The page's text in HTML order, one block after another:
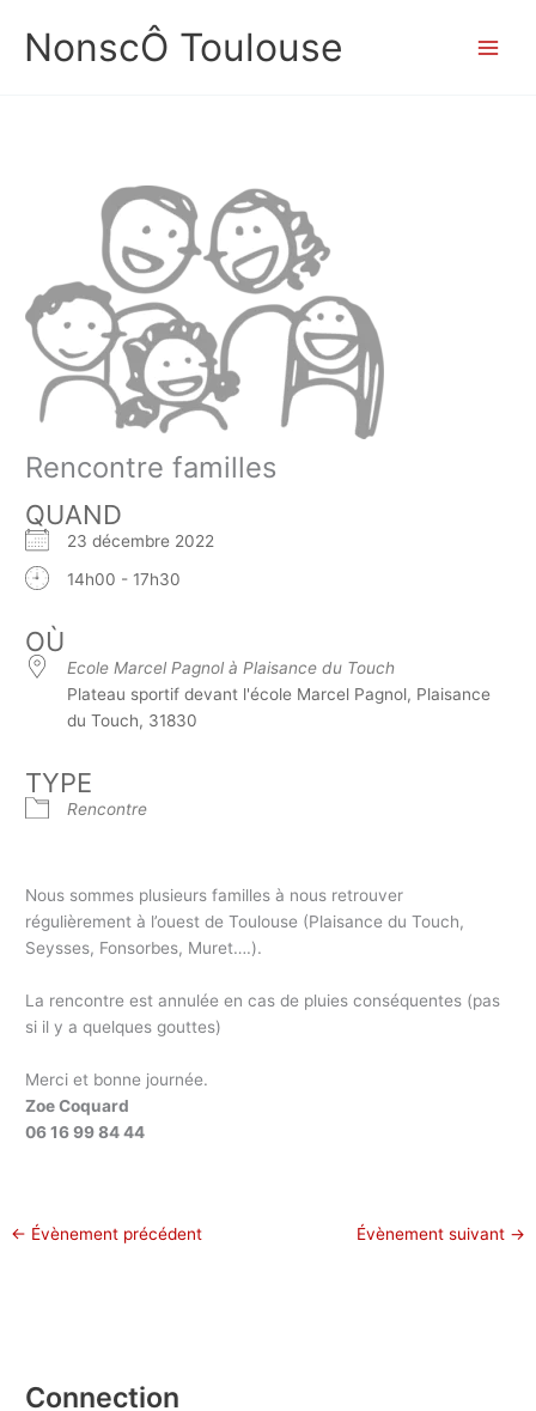
contenu
NonscÔ Toulouse
Rencontre familles
QUAND
23 décembre 2022
14h00 - 17h30
OÙ
Ecole Marcel Pagnol à Plaisance du Touch
Plateau sportif devant l'école Marcel Pagnol, Plaisance
du Touch, 31830
TYPE
Rencontre
Nous sommes plusieurs familles à nous retrouver
régulièrement à l’ouest de Toulouse (Plaisance du Touch,
Seysses, Fonsorbes, Muret….).
La rencontre est annulée en cas de pluies conséquentes (pas
si il y a quelques gouttes)
Merci et bonne journée.
Zoe Coquard
06 16 99 84 44
← Évènement précédent Évènement suivant →
Connection